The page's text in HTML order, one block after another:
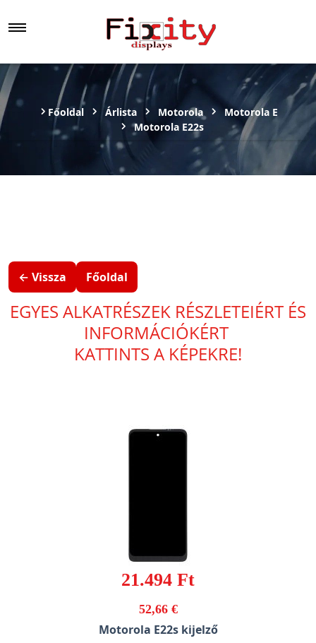
Főoldal Árlista Motorola
Motorola E
Motorola E22s
← Vissza Főoldal
EGYES ALKATRÉSZEK RÉSZLETEIÉRT ÉS
INFORMÁCIÓKÉRT
KATTINTS A KÉPEKRE!
21.494 Ft
52,66 €
Motorola E22s kijelző